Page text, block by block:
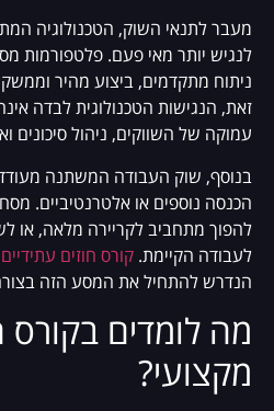
מעבר לתנאי השוק, הטכנולוגיה
לנגיש יותר מאי פעם. פלטפורמות
ניתוח מתקדמים, ביצוע מהיר
זאת, הנגישות הטכנולוגית לבדה
עמוקה של השווקים, ניהול סיכונים
בנוסף, שוק העבודה המשתנה
הכנסה נוספים או אלטרנטיביים.
להפוך מתחביב לקריירה מלאה, או
לעבודה הקיימת. קורס חוזים
הנדרש להתחיל את המסע הזה
מה לומדים בקורס
מקצועי?